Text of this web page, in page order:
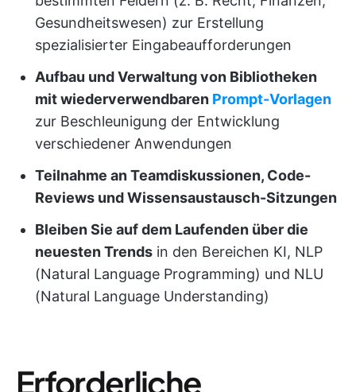
Gesundheitswesen) zur Erstellung
spezialisierter Eingabeaufforderungen
Aufbau und Verwaltung von Bibliotheken
mit wiederverwendbaren Prompt-Vorlagen
zur Beschleunigung der Entwicklung
verschiedener Anwendungen
Teilnahme an Teamdiskussionen, Code-
Reviews und Wissensaustausch-Sitzungen
Bleiben Sie auf dem Laufenden über die
neuesten Trends in den Bereichen KI, NLP
(Natural Language Programming) und NLU
(Natural Language Understanding)
Erforderliche